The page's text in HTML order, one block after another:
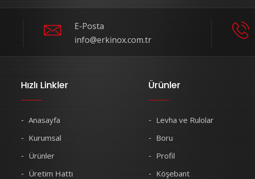
E-Posta
info@erkinox.com.tr
Hızlı Linkler
Anasayfa
Kurumsal
Ürünler
Üretim Hattı
Ürünler
Levha ve Rulolar
Boru
Profil
Köşebant